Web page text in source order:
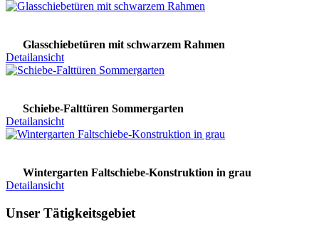
Glasschiebetüren mit schwarzem Rahmen
Detailansicht
Schiebe-Falttüren Sommergarten
Detailansicht
Wintergarten Faltschiebe-Konstruktion in grau
Detailansicht
Unser Tätigkeitsgebiet